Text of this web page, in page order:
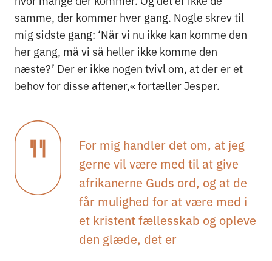
samme, der kommer hver gang. Nogle skrev til
mig sidste gang: ‘Når vi nu ikke kan komme den
her gang, må vi så heller ikke komme den
næste?’ Der er ikke nogen tvivl om, at der er et
behov for disse aftener,« fortæller Jesper.
For mig handler det om, at jeg
gerne vil være med til at give
afrikanerne Guds ord, og at de
får mulighed for at være med i
et kristent fællesskab og opleve
den glæde, det er